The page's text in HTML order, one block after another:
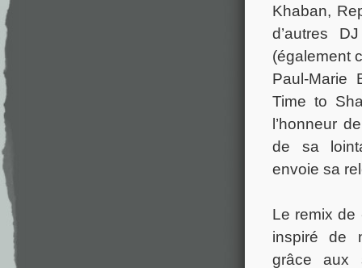
Khaban,
d’autres
(également
Paul-Marie
Time to
l’honneur
de sa
envoie sa
Le remix de
inspiré de
grâce aux